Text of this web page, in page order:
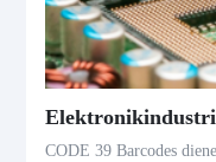
CODE 39 Barcodes